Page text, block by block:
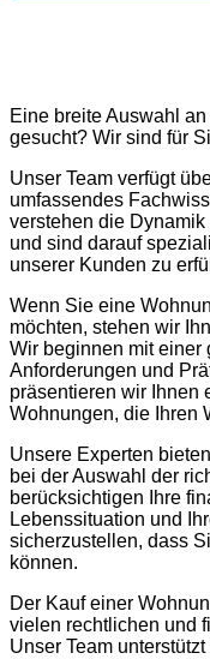
Eine breite Auswahl
gesucht? Wir sind für
Unser Team verfügt
umfassendes
verstehen die
und sind darauf
unserer Kunden zu
Wenn Sie eine
möchten, stehen wir
Wir beginnen mit einer
Anforderungen und
präsentieren wir Ihnen
Wohnungen, die Ihren
Unsere Experten
bei der Auswahl der
berücksichtigen Ihre
Lebenssituation und
sicherzustellen, dass
können.
Der Kauf einer
vielen rechtlichen und
Unser Team